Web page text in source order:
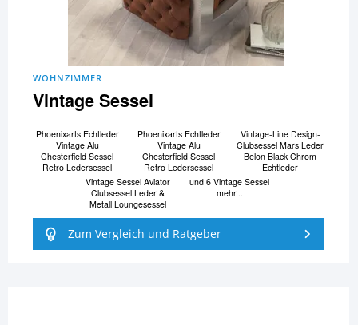
WOHNZIMMER
Vintage Sessel
Phoenixarts Echtleder
Vintage Alu
Chesterfield Sessel
Retro Ledersessel
Phoenixarts Echtleder
Vintage Alu
Chesterfield Sessel
Retro Ledersessel
Vintage-Line Design-
Clubsessel Mars Leder
Belon Black Chrom
Echtleder
Vintage Sessel Aviator
Clubsessel Leder &
Metall Loungesessel
und 6 Vintage Sessel
mehr...
Zum Vergleich und Ratgeber